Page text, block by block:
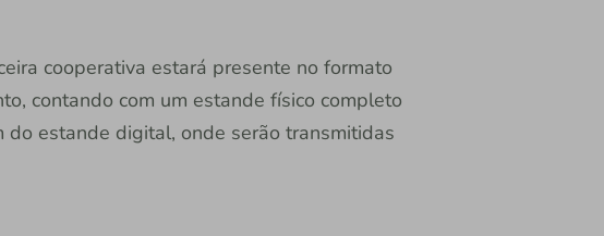
cooperativa estará presente no formato
contando com um estande físico completo
estande digital, onde serão transmitidas